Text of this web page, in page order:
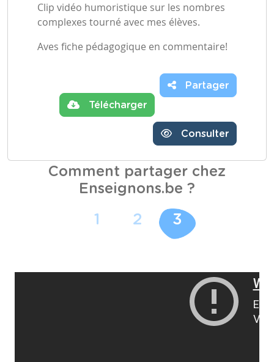
Clip vidéo humoristique sur les nombres
complexes tourné avec mes élèves.
Aves fiche pédagogique en commentaire!
Télécharger
Partager
Consulter
Comment partager chez
Enseignons.be ?
1 2 3